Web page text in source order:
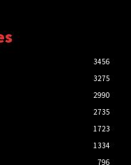
3456
3275
2990
2735
1723
1334
796